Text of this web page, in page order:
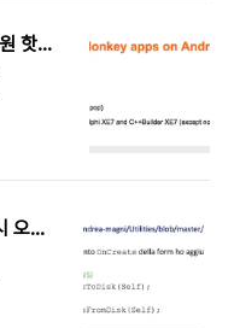
[hotfix] 안드로이드 5.0(롤리팝) 지원 핫픽스
안드로이드 5.0(Lollipop)에서 실행 시 오류대응 방법